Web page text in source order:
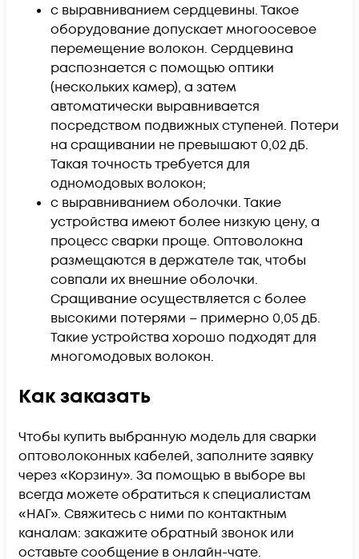
с выравниванием сердцевины. Такое
оборудование допускает многоосевое
перемещение волокон. Сердцевина
распознается с помощью оптики
(нескольких камер), а затем
автоматически выравнивается
посредством подвижных ступеней. Потери
на сращивании не превышают 0,02 дБ.
Такая точность требуется для
одномодовых волокон;
с выравниванием оболочки. Такие
устройства имеют более низкую цену, а
процесс сварки проще. Оптоволокна
размещаются в держателе так, чтобы
совпали их внешние оболочки.
Сращивание осуществляется с более
высокими потерями – примерно 0,05 дБ.
Такие устройства хорошо подходят для
многомодовых волокон.
Как заказать
Чтобы купить выбранную модель для сварки
оптоволоконных кабелей, заполните заявку
через «Корзину». За помощью в выборе вы
всегда можете обратиться к специалистам
«НАГ». Свяжитесь с ними по контактным
каналам: закажите обратный звонок или
оставьте сообщение в онлайн-чате.